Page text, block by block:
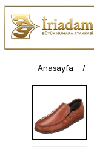
Anasayfa